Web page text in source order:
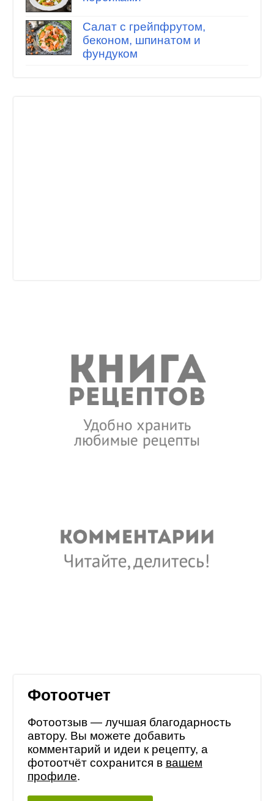
Салат с грейпфрутом,
беконом, шпинатом и
фундуком
Фотоотчет
Фотоотзыв — лучшая благодарность
автору. Вы можете добавить
комментарий и идеи к рецепту, а
фотоотчёт сохранится в вашем
профиле.